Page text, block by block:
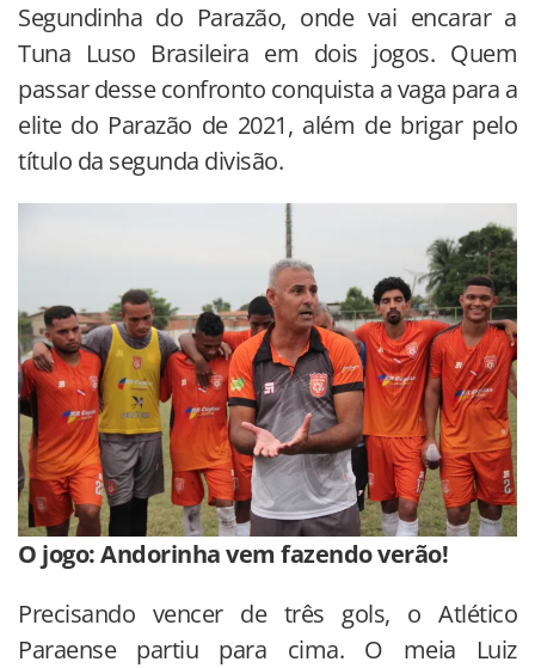
Segundinha do Parazão, onde vai encarar a
Tuna Luso Brasileira em dois jogos. Quem
passar desse confronto conquista a vaga para a
elite do Parazão de 2021, além de brigar pelo
título da segunda divisão.
O jogo: Andorinha vem fazendo verão!
Precisando vencer de três gols, o Atlético
Paraense partiu para cima. O meia Luiz